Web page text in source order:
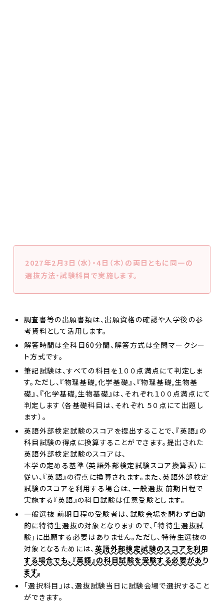
2027年2月3日（水）・4日（木）の両日ともに同一の
選抜方法・試験科目で実施します。
調査書等の出願書類は、出願資格の確認や入学後の参
考資料として活用します。
解答時間は全科目60分間、解答方式は全問マークシー
ト方式です。
筆記試験は、すべての科目を１００点満点にて判定しま
す。ただし、『物理基礎,化学基礎』、『物理基礎,生物基
礎』、『化学基礎,生物基礎』は、それぞれ１００点満点にて
判定します（各基礎科目は、それぞれ ５０点にて出題し
ます）。
英語外部検定試験のスコアを提出することで、『英語』の
科目試験の得点に換算することができます。提出された
英語外部検定試験のスコアは、
本学の定める基準（英語外部検定試験スコア換算表）に
従い、『英語』の得点に換算されます。また、英語外部検定
試験のスコアを利用する場合は、一般選抜 前期日程で
実施する『英語』の科目試験は任意受験とします。
一般選抜 前期日程の受験者は、試験会場を問わず自動
的に特待生選抜の対象となりますので、「特待生選抜試
験」に出願する必要はありません。ただし、特待生選抜の
対象となるためには、 英語外部検定試験のスコアを利用
する場合でも、『英語』の科目試験を受験する必要があり
ます。
「選択科目」は、選抜試験当日に試験会場で選択すること
ができます。